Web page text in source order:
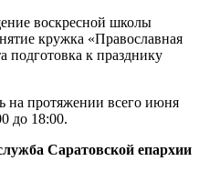
воскресной школы
кружка «Православная
подготовка к празднику
на протяжении всего июня
до 18:00.
Саратовской епархии